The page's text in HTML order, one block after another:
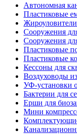
Автономная
Пластиковые
Сооружения
Сооружения
Пластиковые
Пластиковые
Кессоны для
Воздуховоды
УФ-установки
Бактерии для
Ерши для
Мини